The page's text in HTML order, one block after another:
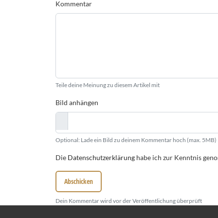
Kommentar
Teile deine Meinung zu diesem Artikel mit
Bild anhängen
Optional: Lade ein Bild zu deinem Kommentar hoch (max. 5MB)
Die Datenschutzerklärung habe ich zur Kenntnis
Abschicken
Dein Kommentar wird vor der Veröffentlichung überprüft